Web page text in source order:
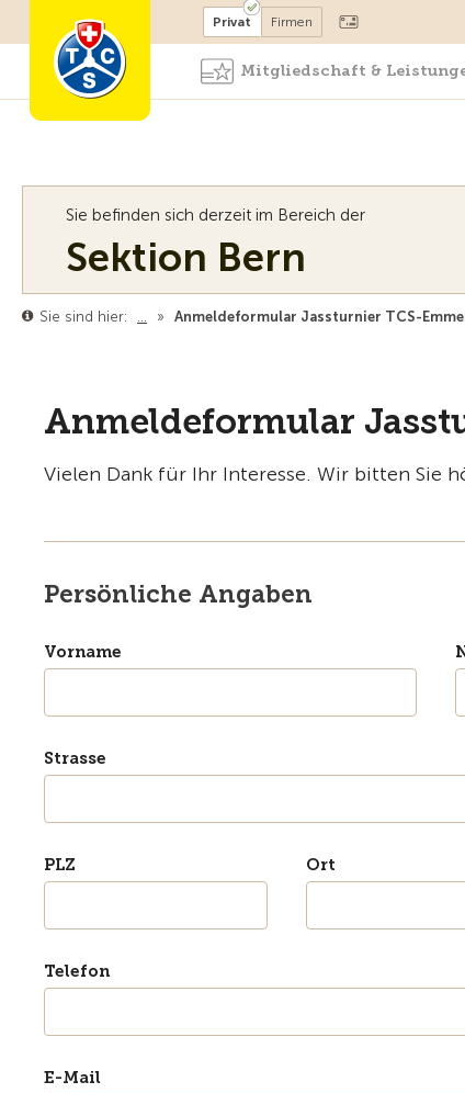
Mitglied werden
Privat Firmen
Mitgliedschaft &
Sie befinden sich derzeit im Bereich der
Sektion Bern
Sie sind hier: … » Anmeldeformular Jassturnier TCS-
Anmeldeformular
Vielen Dank für Ihr Interesse. Wir bitten Sie
Persönliche Angaben
Vorname
Strasse
PLZ Ort
Telefon
E-Mail